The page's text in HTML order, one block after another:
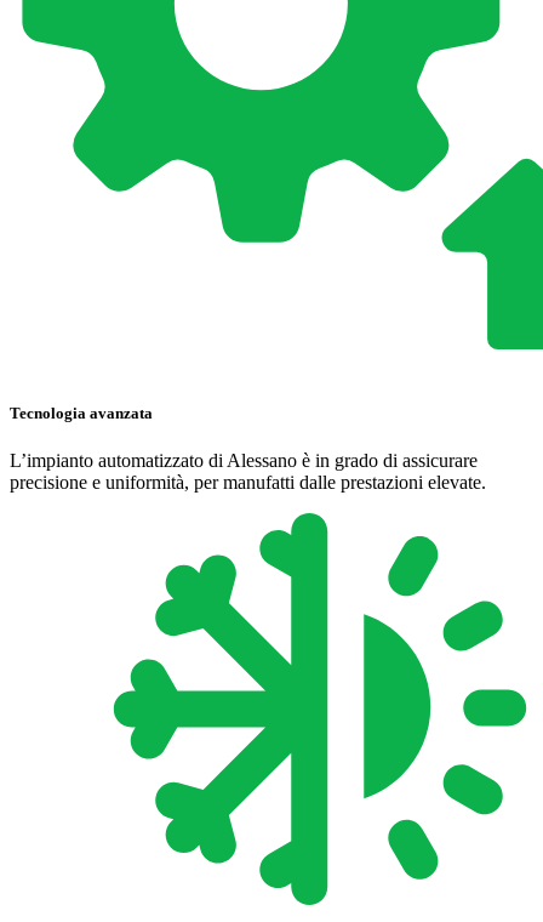
Tecnologia avanzata
L’impianto automatizzato di Alessano è in grado di assicurare
precisione e uniformità, per manufatti dalle prestazioni elevate.